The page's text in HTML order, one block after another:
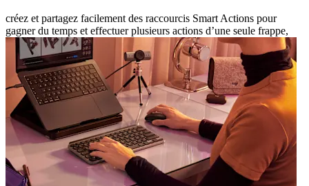
créez et partagez facilement des raccourcis Smart Actions pour
gagner du temps et effectuer plusieurs actions d’une seule frappe,